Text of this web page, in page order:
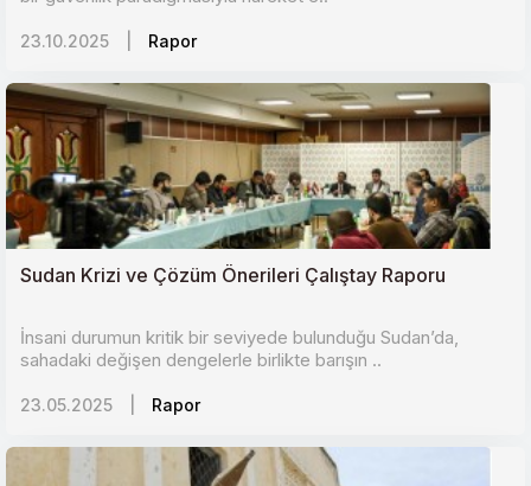
23.10.2025 Rapor
Sudan Krizi ve Çözüm Önerileri Çalıştay Raporu
İnsani durumun kritik bir seviyede bulunduğu Sudan’da,
sahadaki değişen dengelerle birlikte barışın ..
23.05.2025 Rapor